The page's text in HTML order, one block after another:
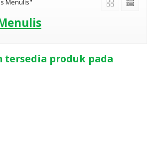
Menulis"
tersedia produk pada